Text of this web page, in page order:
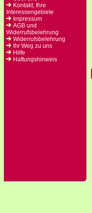
Kontakt, Ihre
Interessengebiete
Impressum
AGB und
Widerrufsbelehrung
Widerrufsbelehrung
Ihr Weg zu uns
Hilfe
Haftungshinweis